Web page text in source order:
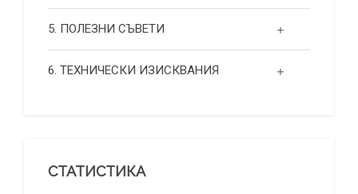
5. ПОЛЕЗНИ СЪВЕТИ
6. ТЕХНИЧЕСКИ ИЗИСКВАНИЯ
СТАТИСТИКА